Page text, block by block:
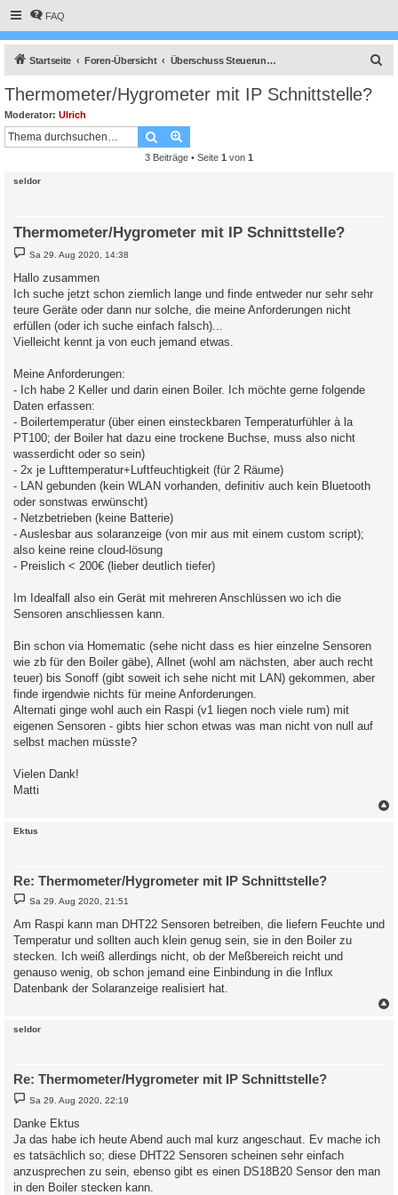
FAQ
Startseite Foren-Übersicht Überschuss Steuerung, Anlagenüberwachung, Anbindung an die Heizung, API Schnittstelle und vieles Andere mehr.
Thermometer/Hygrometer mit IP Schnittstelle?
Moderator: Ulrich
Suche
3 Beiträge • Seite 1 von 1
seldor
Thermometer/Hygrometer mit IP Schnittstelle?
B
e
i
t
r
g
Sa 29. Aug 2020, 14:38
Hallo zusammen
Ich suche jetzt schon ziemlich lange und finde entweder nur sehr sehr
teure Geräte oder dann nur solche, die meine Anforderungen nicht
erfüllen (oder ich suche einfach falsch)...
Vielleicht kennt ja von euch jemand etwas.
Meine Anforderungen:
- Ich habe 2 Keller und darin einen Boiler. Ich möchte gerne folgende
Daten erfassen:
- Boilertemperatur (über einen einsteckbaren Temperaturfühler à la
PT100; der Boiler hat dazu eine trockene Buchse, muss also nicht
wasserdicht oder so sein)
- 2x je Lufttemperatur+Luftfeuchtigkeit (für 2 Räume)
- LAN gebunden (kein WLAN vorhanden, definitiv auch kein Bluetooth
oder sonstwas erwünscht)
- Netzbetrieben (keine Batterie)
- Auslesbar aus solaranzeige (von mir aus mit einem custom script);
also keine reine cloud-lösung
- Preislich < 200€ (lieber deutlich tiefer)
Im Idealfall also ein Gerät mit mehreren Anschlüssen wo ich die
Sensoren anschliessen kann.
Bin schon via Homematic (sehe nicht dass es hier einzelne Sensoren
wie zb für den Boiler gäbe), Allnet (wohl am nächsten, aber auch recht
teuer) bis Sonoff (gibt soweit ich sehe nicht mit LAN) gekommen, aber
finde irgendwie nichts für meine Anforderungen.
Alternati ginge wohl auch ein Raspi (v1 liegen noch viele rum) mit
eigenen Sensoren - gibts hier schon etwas was man nicht von null auf
selbst machen müsste?
Vielen Dank!
Matti
Ektus
Re: Thermometer/Hygrometer mit IP Schnittstelle?
B
e
t
r
g
Sa 29. Aug 2020, 21:51
Am Raspi kann man DHT22 Sensoren betreiben, die liefern Feuchte und
Temperatur und sollten auch klein genug sein, sie in den Boiler zu
stecken. Ich weiß allerdings nicht, ob der Meßbereich reicht und
genauso wenig, ob schon jemand eine Einbindung in die Influx
Datenbank der Solaranzeige realisiert hat.
seldor
Re: Thermometer/Hygrometer mit IP Schnittstelle?
B
e
t
g
Sa 29. Aug 2020, 22:19
Danke Ektus
Ja das habe ich heute Abend auch mal kurz angeschaut. Ev mache ich
es tatsächlich so; diese DHT22 Sensoren scheinen sehr einfach
anzusprechen zu sein, ebenso gibt es einen DS18B20 Sensor den man
in den Boiler stecken kann.